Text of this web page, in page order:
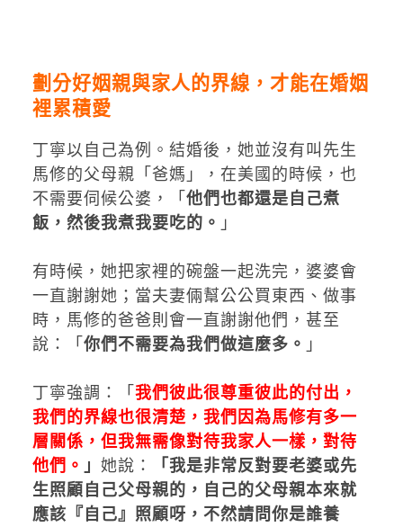
劃分好姻親與家人的界線，才能在婚姻
裡累積愛
丁寧以自己為例。結婚後，她並沒有叫先生
馬修的父母親「爸媽」，在美國的時候，也
不需要伺候公婆，「 他們也都還是自己煮
飯，然後我煮我要吃的。 」
有時候，她把家裡的碗盤一起洗完，婆婆會
一直謝謝她；當夫妻倆幫公公買東西、做事
時，馬修的爸爸則會一直謝謝他們，甚至
說：「 你們不需要為我們做這麼多。 」
丁寧強調：「 我們彼此很尊重彼此的付出，
我們的界線也很清楚，我們因為馬修有多一
層關係，但我無需像對待我家人一樣，對待
他們。 」 她說：
「我是非常反對要老婆或先
生照顧自己父母親的，自己的父母親本來就
應該『自己』照顧呀，不然請問你是誰養